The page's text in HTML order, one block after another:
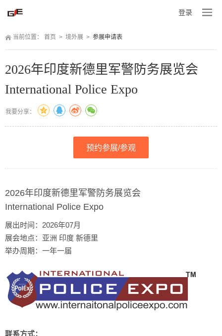
登录
当前位置： 首页 > 境外展 > 参展申请表
2026年印度新德里军警防务展览会
International Police Expo
我要分享：
预约参展/参观
2026年印度新德里军警防务展览会
International Police Expo
展出时间：2026年07月
展会地点：亚洲 印度 新德里
举办周期：一年一届
联系方式：